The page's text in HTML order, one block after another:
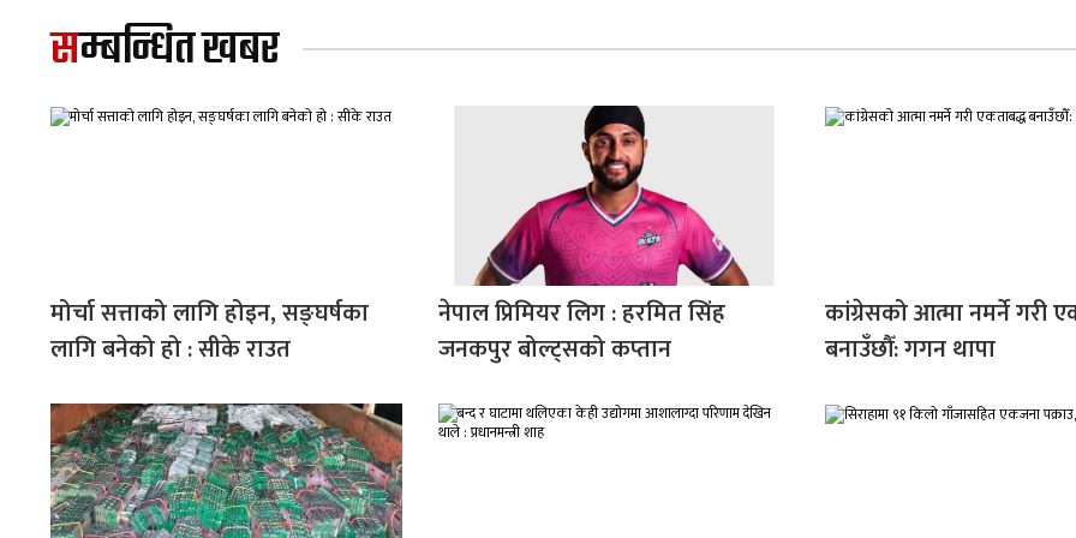
सम्बन्धित खबर
मोर्चा सत्ताको लागि होइन, सङ्घर्षका
लागि बनेको हो : सीके राउत
नेपाल प्रिमियर लिग : हरमित सिंह
जनकपुर बोल्ट्सको कप्तान
कांग्रेसको आत्मा नमर्ने गरी
बनाउँछौँ: गगन थापा